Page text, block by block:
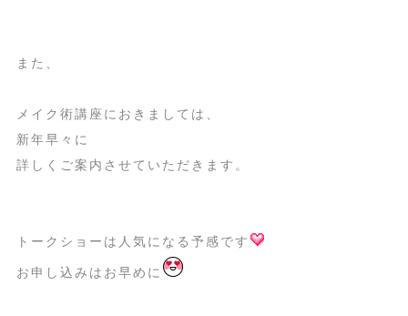
また、
メイク術講座におきましては、
新年早々に
詳しくご案内させていただきます。
トークショーは人気になる予感です
お申し込みはお早めに